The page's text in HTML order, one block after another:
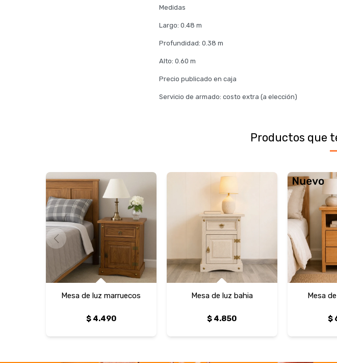
Medidas
Largo: 0.48 m
Profundidad: 0.38 m
Alto: 0.60 m
Precio publicado en caja
Servicio de armado: costo extra (a elección)
Productos que
Mesa de luz marruecos
$ 4.490
Mesa de luz bahia
$ 4.850
Mesa
$